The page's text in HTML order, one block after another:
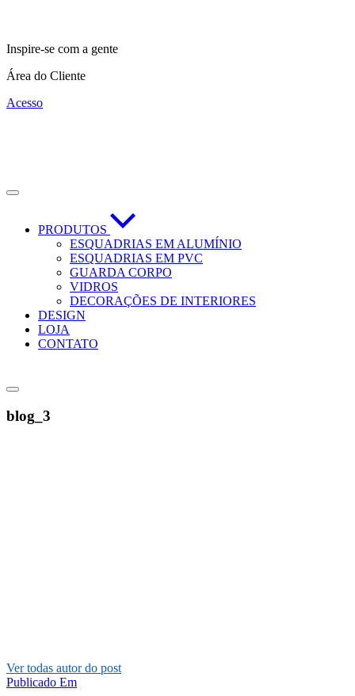
Inspire-se com a gente
Área do Cliente
Acesso
PRODUTOS
ESQUADRIAS EM ALUMÍNIO
ESQUADRIAS EM PVC
GUARDA CORPO
VIDROS
DECORAÇÕES DE INTERIORES
DESIGN
LOJA
CONTATO
blog_3
Ver todas autor do post
Post
Publicado Em